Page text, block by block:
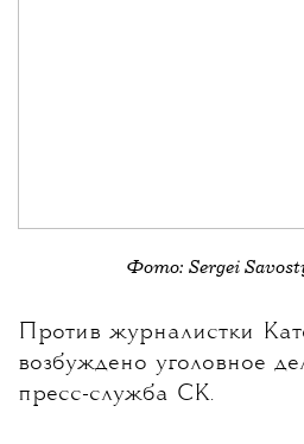
Фото: Sergei
Против журналистки
возбуждено уголовное
пресс-служба СК.